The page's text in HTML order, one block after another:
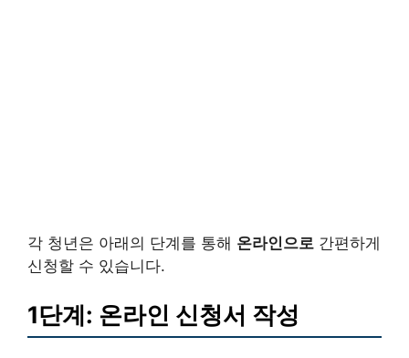
각 청년은 아래의 단계를 통해 온라인으로 간편하게
신청할 수 있습니다.
1단계: 온라인 신청서 작성